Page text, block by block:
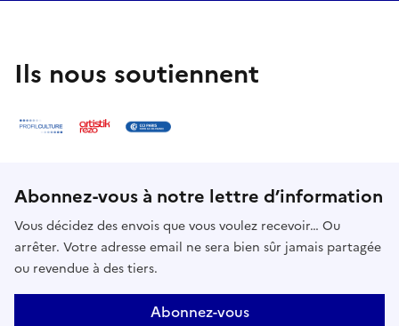
Ils nous soutiennent
Abonnez-vous à notre lettre d’information
Vous décidez des envois que vous voulez recevoir… Ou
arrêter. Votre adresse email ne sera bien sûr jamais partagée
ou revendue à des tiers.
Abonnez-vous